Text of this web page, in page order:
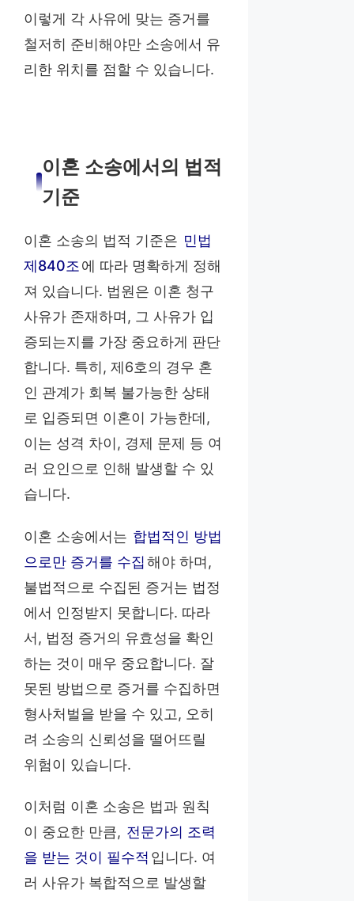
이렇게 각 사유에 맞는 증거를
철저히 준비해야만 소송에서 유
리한 위치를 점할 수 있습니다.
이혼 소송에서의 법적
기준
이혼 소송의 법적 기준은 민법
제840조에 따라 명확하게 정해
져 있습니다. 법원은 이혼 청구
사유가 존재하며, 그 사유가 입
증되는지를 가장 중요하게 판단
합니다. 특히, 제6호의 경우 혼
인 관계가 회복 불가능한 상태
로 입증되면 이혼이 가능한데,
이는 성격 차이, 경제 문제 등 여
러 요인으로 인해 발생할 수 있
습니다.
이혼 소송에서는 합법적인 방법
으로만 증거를 수집 해야 하며,
불법적으로 수집된 증거는 법정
에서 인정받지 못합니다. 따라
서, 법정 증거의 유효성을 확인
하는 것이 매우 중요합니다. 잘
못된 방법으로 증거를 수집하면
형사처벌을 받을 수 있고, 오히
려 소송의 신뢰성을 떨어뜨릴
위험이 있습니다.
이처럼 이혼 소송은 법과 원칙
이 중요한 만큼, 전문가의 조력
을 받는 것이 필수적 입니다. 여
러 사유가 복합적으로 발생할